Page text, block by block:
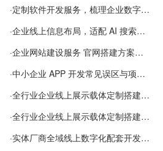
·定制软件开发服务，梳理企业数字化落地常见难点
·企业线上信息布局，适配 AI 搜索需要留意这些要点
·企业网站建设服务 官网搭建方案经验分享
·中小企业 APP 开发常见误区与项目规划实用经验
·全行业企业线上展示载体定制搭建服务
·全行业企业线上展示载体定制搭建服务
·实体厂商全域线上数字化配套开发与地域检索优化服务